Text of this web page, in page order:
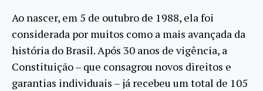
Ao nascer, em 5 de outubro de 1988, ela foi
considerada por muitos como a mais avançada da
história do Brasil. Após 30 anos de vigência, a
Constituição – que consagrou novos direitos e
garantias individuais – já recebeu um total de 105